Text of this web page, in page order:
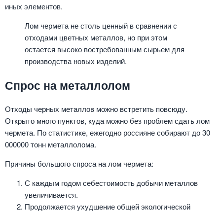
иных элементов.
Лом чермета не столь ценный в сравнении с
отходами цветных металлов, но при этом
остается высоко востребованным сырьем для
производства новых изделий.
Спрос на металлолом
Отходы черных металлов можно встретить повсюду.
Открыто много пунктов, куда можно без проблем сдать лом
чермета. По статистике, ежегодно россияне собирают до 30
000000 тонн металлолома.
Причины большого спроса на лом чермета:
С каждым годом себестоимость добычи металлов
увеличивается.
Продолжается ухудшение общей экологической